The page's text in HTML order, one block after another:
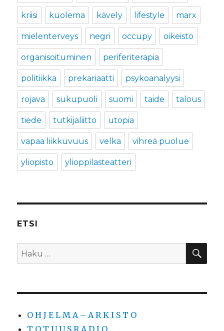
kriisi kuolema kävely lifestyle marx
mielenterveys negri occupy oikeisto
organisoituminen periferiterapia
politiikka prekariaatti psykoanalyysi
rojava sukupuoli suomi taide talous
tiede tutkijaliitto utopia
vapaa liikkuvuus velka vihreä puolue
yliopisto ylioppilasteatteri
ETSI
Etsi:
O H J E L M A – A R K I S T O